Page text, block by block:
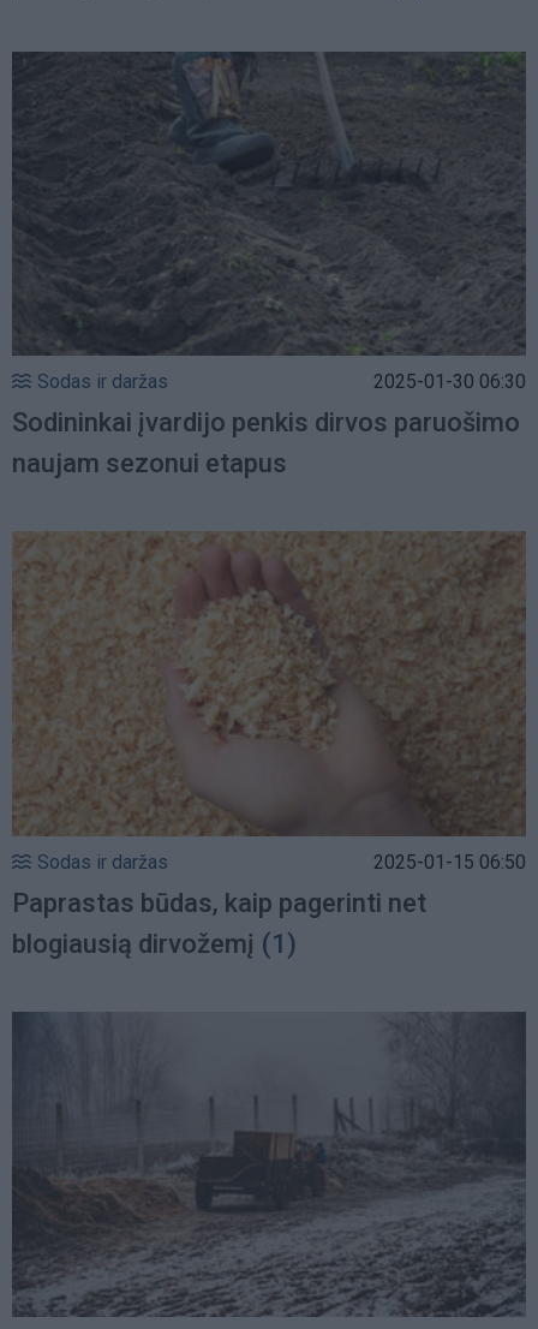
Sodas ir daržas 2025-01-30 06:30
Sodininkai įvardijo penkis dirvos paruošimo
naujam sezonui etapus
Sodas ir daržas 2025-01-15 06:50
Paprastas būdas, kaip pagerinti net
blogiausią dirvožemį (1)